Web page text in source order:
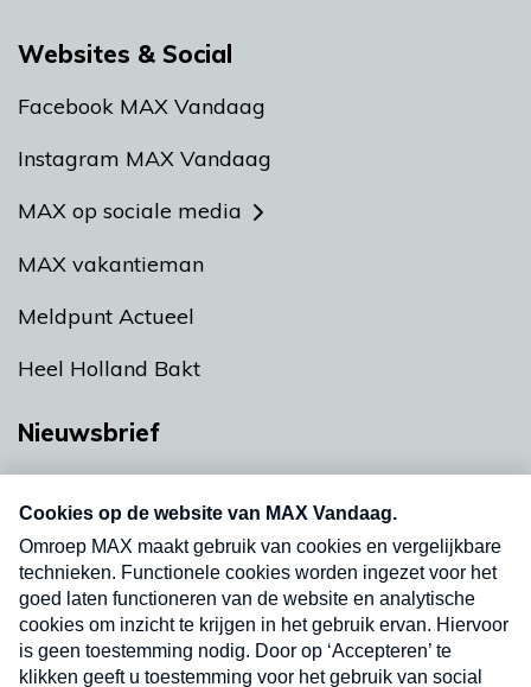
Websites & Social
Facebook MAX Vandaag
Instagram MAX Vandaag
MAX op sociale media
MAX vakantieman
Meldpunt Actueel
Heel Holland Bakt
Nieuwsbrief
nieuwsbrief. Elke vrijdag- en dinsdagochtend in
uw mailbox.
Verzend